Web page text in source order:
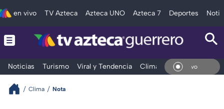
en vivo TV Azteca Azteca UNO Azteca 7 Deportes
Noticias Turismo Viral y Tendencia Clima Deportes En
Clima Nota